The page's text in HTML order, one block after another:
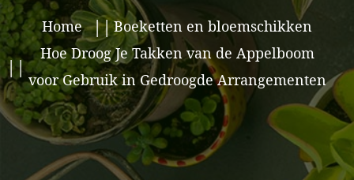
Home
Boeketten en bloemschikken
Hoe Droog Je Takken van de Appelboom
voor Gebruik in Gedroogde Arrangementen